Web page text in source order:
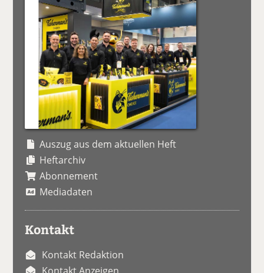
Auszug aus dem aktuellen Heft
Heftarchiv
Abonnement
Mediadaten
Kontakt
Kontakt Redaktion